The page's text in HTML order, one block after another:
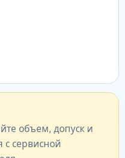
объем, допуск и
сервисной